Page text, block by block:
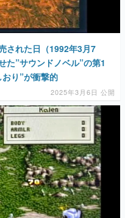
された日（1992年3月7
た”サウンドノベル”の第1
り”が衝撃的
2025年3月6日 公開